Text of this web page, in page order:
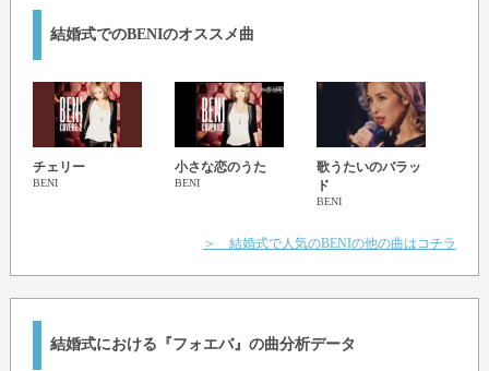
そばにずっと いてよForever
こんな何気ないEveryday
何も変わらないOnly one
これから ずっと
Forever
Oh... Forever Oh... Forever
結婚式でのBENIのオススメ曲
チェリー
BENI
小さな恋のうた
BENI
歌うたいのバラッ
ド
BENI
＞ 結婚式で人気のBENIの他の曲はコチラ
結婚式における『フォエバ』の曲分析データ